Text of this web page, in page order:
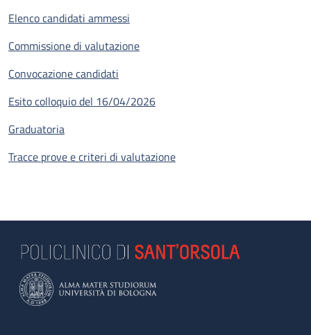
Elenco candidati ammessi
Commissione di valutazione
Convocazione candidati
Esito colloquio del 16/04/2026
Graduatoria
Tracce prove e criteri di valutazione